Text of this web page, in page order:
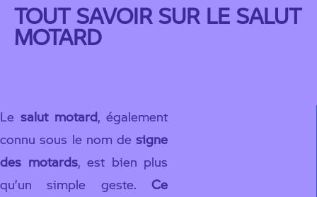
TOUT SAVOIR SUR LE SALUT
MOTARD
Le salut motard, également
connu sous le nom designe
des motards, est bien plus
qu’un simple geste.Ce